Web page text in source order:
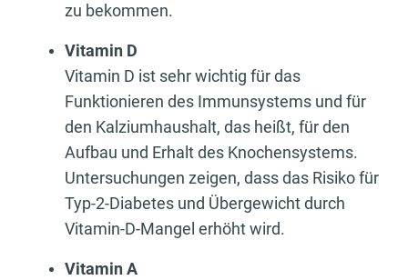
zu bekommen.
Vitamin D
Vitamin D ist sehr wichtig für das
Funktionieren des Immunsystems und für
den Kalziumhaushalt, das heißt, für den
Aufbau und Erhalt des Knochensystems.
Untersuchungen zeigen, dass das Risiko für
Typ-2-Diabetes und Übergewicht durch
Vitamin-D-Mangel erhöht wird.
Vitamin A